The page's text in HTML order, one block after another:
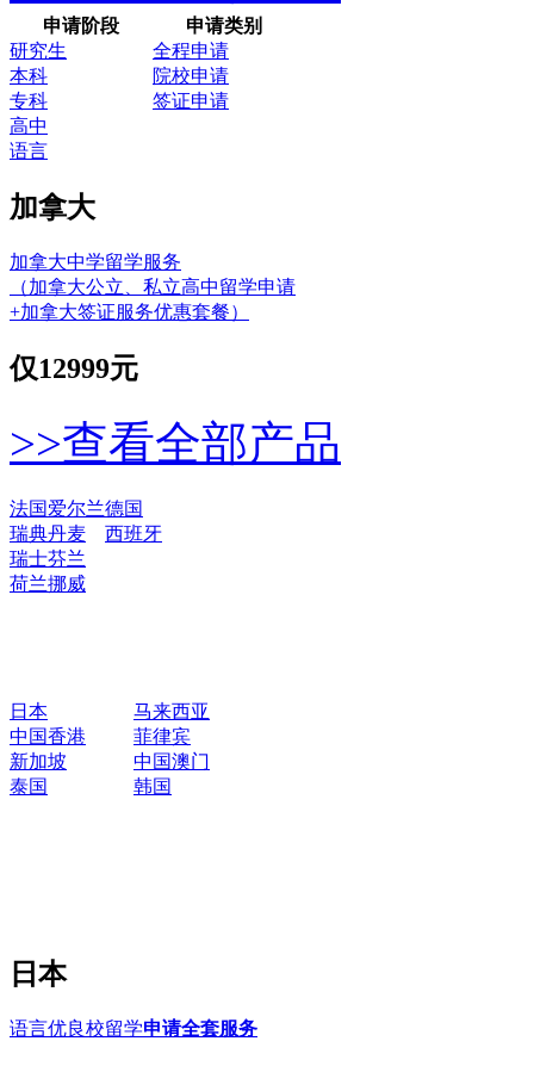
申请阶段
申请类别
研究生
全程申请
本科
院校申请
专科
签证申请
高中
语言
加拿大
加拿大中学留学服务
（加拿大公立、私立高中留学申请
+加拿大签证服务优惠套餐）
仅12999元
>>查看全部产品
法国爱尔兰德国
瑞典丹麦
西班牙
瑞士芬兰
荷兰挪威
日本
马来西亚
中国香港
菲律宾
新加坡
中国澳门
泰国
韩国
日本
语言优良校留学申请全套服务